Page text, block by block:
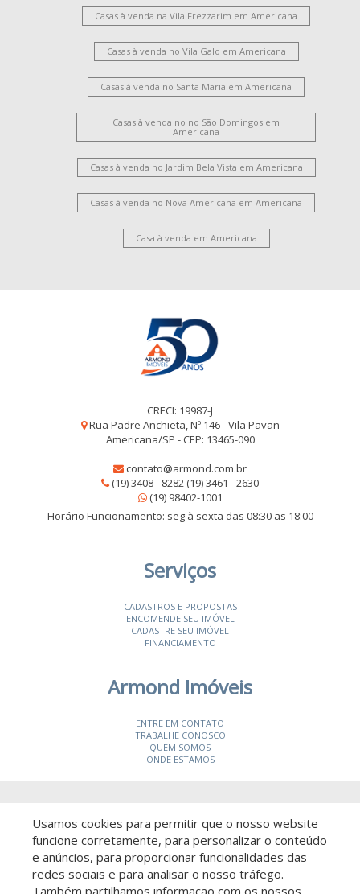
Casas à venda na Vila Frezzarim em Americana
Casas à venda no Vila Galo em Americana
Casas à venda no Santa Maria em Americana
Casas à venda no no São Domingos em
Americana
Casas à venda no Jardim Bela Vista em Americana
Casas à venda no Nova Americana em Americana
Casa à venda em Americana
CRECI: 19987-J
Rua Padre Anchieta, Nº 146 - Vila Pavan
Americana/SP - CEP: 13465-090
contato@armond.com.br
(19) 3408 - 8282 (19) 3461 - 2630
(19) 98402-1001
Horário Funcionamento: seg à sexta das 08:30 as 18:00
Serviços
CADASTROS E PROPOSTAS
ENCOMENDE SEU IMÓVEL
CADASTRE SEU IMÓVEL
FINANCIAMENTO
Armond Imóveis
ENTRE EM CONTATO
TRABALHE CONOSCO
QUEM SOMOS
ONDE ESTAMOS
Usamos cookies para permitir que o nosso website
funcione corretamente, para personalizar o conteúdo
e anúncios, para proporcionar funcionalidades das
redes sociais e para analisar o nosso tráfego.
Também partilhamos informação com os nossos